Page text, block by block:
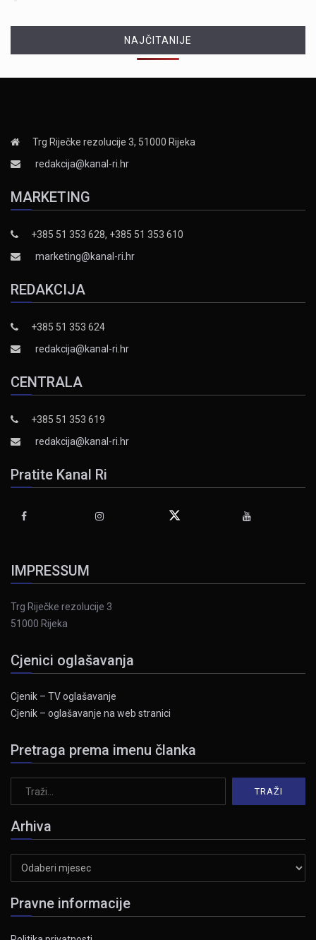
NAJČITANIJE
Trg Riječke rezolucije 3, 51000 Rijeka
redakcija@kanal-ri.hr
MARKETING
+385 51 353 628, +385 51 353 610
marketing@kanal-ri.hr
REDAKCIJA
+385 51 353 624
redakcija@kanal-ri.hr
CENTRALA
+385 51 353 619
redakcija@kanal-ri.hr
Pratite Kanal Ri
IMPRESSUM
Trg Riječke rezolucije 3
51000 Rijeka
Cjenici oglašavanja
Cjenik – TV oglašavanje
Cjenik – oglašavanje na web stranici
Pretraga prema imenu članka
Arhiva
Pravne informacije